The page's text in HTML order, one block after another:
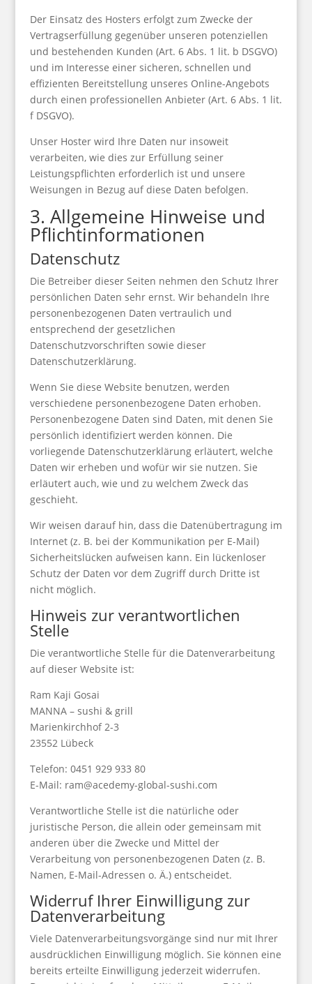
Der Einsatz des Hosters erfolgt zum Zwecke der
Vertragserfüllung gegenüber unseren potenziellen
und bestehenden Kunden (Art. 6 Abs. 1 lit. b DSGVO)
und im Interesse einer sicheren, schnellen und
effizienten Bereitstellung unseres Online-Angebots
durch einen professionellen Anbieter (Art. 6 Abs. 1 lit.
f DSGVO).
Unser Hoster wird Ihre Daten nur insoweit
verarbeiten, wie dies zur Erfüllung seiner
Leistungspflichten erforderlich ist und unsere
Weisungen in Bezug auf diese Daten befolgen.
3. Allgemeine Hinweise und
Pflichtinformationen
Datenschutz
Die Betreiber dieser Seiten nehmen den Schutz Ihrer
persönlichen Daten sehr ernst. Wir behandeln Ihre
personenbezogenen Daten vertraulich und
entsprechend der gesetzlichen
Datenschutzvorschriften sowie dieser
Datenschutzerklärung.
Wenn Sie diese Website benutzen, werden
verschiedene personenbezogene Daten erhoben.
Personenbezogene Daten sind Daten, mit denen Sie
persönlich identifiziert werden können. Die
vorliegende Datenschutzerklärung erläutert, welche
Daten wir erheben und wofür wir sie nutzen. Sie
erläutert auch, wie und zu welchem Zweck das
geschieht.
Wir weisen darauf hin, dass die Datenübertragung im
Internet (z. B. bei der Kommunikation per E-Mail)
Sicherheitslücken aufweisen kann. Ein lückenloser
Schutz der Daten vor dem Zugriff durch Dritte ist
nicht möglich.
Hinweis zur verantwortlichen
Stelle
Die verantwortliche Stelle für die Datenverarbeitung
auf dieser Website ist:
Ram Kaji Gosai
MANNA – sushi & grill
Marienkirchhof 2-3
23552 Lübeck
Telefon: 0451 929 933 80
E-Mail: ram@acedemy-global-sushi.com
Verantwortliche Stelle ist die natürliche oder
juristische Person, die allein oder gemeinsam mit
anderen über die Zwecke und Mittel der
Verarbeitung von personenbezogenen Daten (z. B.
Namen, E-Mail-Adressen o. Ä.) entscheidet.
Widerruf Ihrer Einwilligung zur
Datenverarbeitung
Viele Datenverarbeitungsvorgänge sind nur mit Ihrer
ausdrücklichen Einwilligung möglich. Sie können eine
bereits erteilte Einwilligung jederzeit widerrufen.